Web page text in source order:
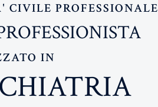
CIVILE PROFESSIONALE
IN